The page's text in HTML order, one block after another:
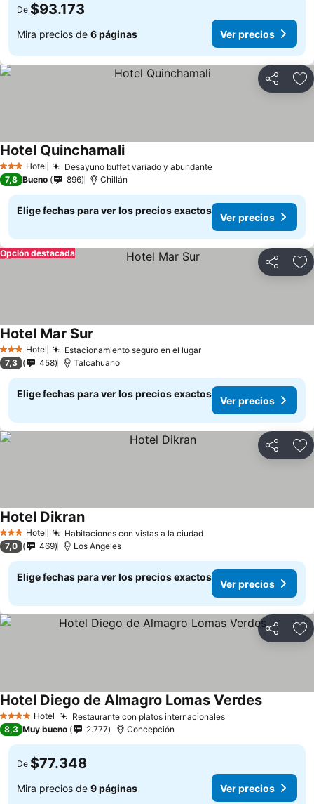
De $93.173
Mira precios de 6 páginas Ver precios
Compartir
3 Estrellas
Hotel Desayuno buffet variado y abundanteVer precios
Hotel QuinchamaliVer precios
7,8 Bueno 896 Chillán
Elige fechas para ver los precios exactos
Ver precios
Compartir
Opción destacada
3 Estrellas
Hotel Estacionamiento seguro en el lugarVer precios
Hotel Mar Sur
7,3 458 Talcahuano
Elige fechas para ver los precios exactos
Ver precios
Compartir
3 Estrellas
Hotel Habitaciones con vistas a la ciudadVer precios
Hotel DikranVer precios
7,0 469 Los Ángeles
Elige fechas para ver los precios exactos
Ver precios
Compartir
4 EstrellasHotel Restaurante con platos internacionalesVer precios
Hotel Diego de Almagro Lomas VerdesVer
8,3 Muy bueno 2.777 Concepción
De $77.348
Mira precios de 9 páginas Ver precios